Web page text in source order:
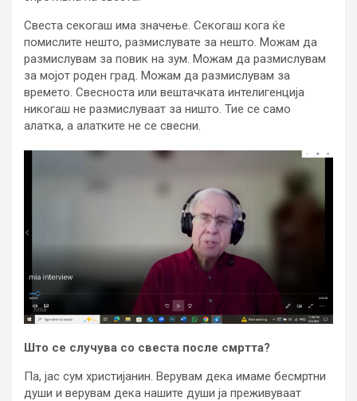
Свеста секогаш има значење. Секогаш кога ќе
помислите нешто, размислувате за нешто. Можам да
размислувам за повик на зум. Можам да размислувам
за мојот роден град. Можам да размислувам за
времето. Свесноста или вештачката интелигенција
никогаш не размислуваат за ништо. Тие се само
алатка, а алатките не се свесни.
Што се случува со свеста после смртта?
Па, јас сум христијанин. Верувам дека имаме бесмртни
души и верувам дека нашите души ја преживуваат